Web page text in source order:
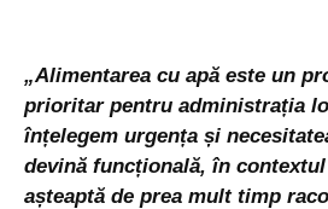
„Alimentarea cu apă este un
prioritar pentru administrația
înțelegem urgența și
devină funcțională, în
așteaptă de prea mult timp